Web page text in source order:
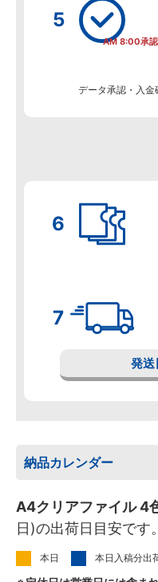
AM 8:00承認
データ承認・入金
発送
納品カレンダー
A4クリアファイル 4
日)の出荷日目安です。
本日 本日入稿分出